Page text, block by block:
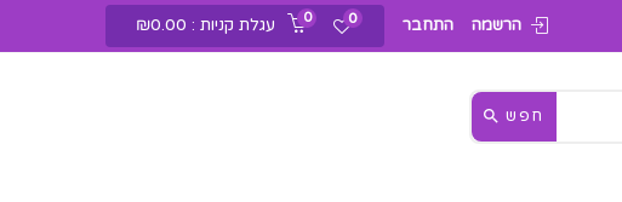
עגלת קניות : ₪0.00 0 0 הרשמה התחבר
חפש